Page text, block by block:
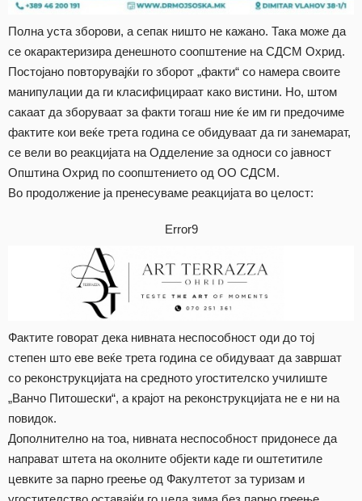
Полна уста зборови, а сепак ништо не кажано. Така може да
се окарактеризира денешното соопштение на СДСМ Охрид.
Постојано повторувајќи го зборот „факти“ со намера своите
манипулации да ги класифицираат како вистини. Но, штом
сакаат да зборуваат за факти тогаш ние ќе им ги предочиме
фактите кои веќе трета година се обидуваат да ги занемарат,
се вели во реакцијата на Одделение за односи со јавност
Општина Охрид по соопштението од ОО СДСМ.
Во продолжение ја пренесуваме реакцијата во целост:
Error9
Фактите говорат дека нивната неспособност оди до тој
степен што еве веќе трета година се обидуваат да завршат
со реконструкцијата на средното угостителско училиште
„Ванчо Питошески“, а крајот на реконструкцијата не е ни на
повидок.
Дополнително на тоа, нивната неспособност придонесе да
направат штета на околните објекти каде ги оштетитиле
цевките за парно греење од Факултетот за туризам и